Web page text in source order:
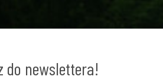
do newslettera!